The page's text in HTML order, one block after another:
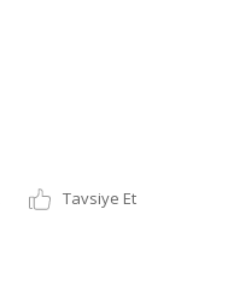
Tavsiye Et